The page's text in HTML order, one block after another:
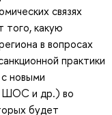
связях
того, какую
в вопросах
практики
новыми
ШОС и др.) во
будет